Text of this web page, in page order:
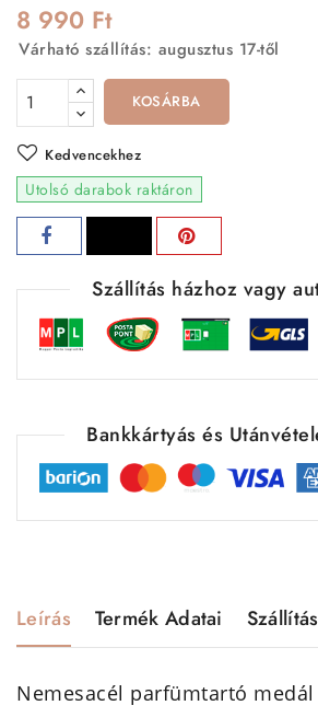
8 990 Ft
Várható szállítás: augusztus 17-től
KOSÁRBA
Kedvencekhez
Utolsó darabok raktáron
Szállítás házhoz vagy
Bankkártyás és
Leírás Termék Adatai
Nemesacél parfümtartó